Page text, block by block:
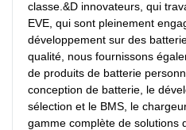
classe.&D innovateurs, qui
EVE, qui sont pleinement
développement sur des
qualité, nous fournissons
de produits de batterie
conception de batterie, le
sélection et le BMS, le
gamme complète de solutions